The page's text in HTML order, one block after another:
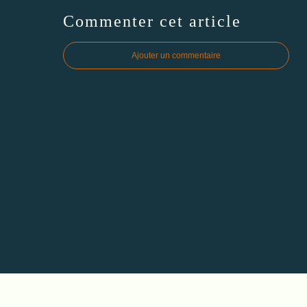
Commenter cet article
Ajouter un commentaire